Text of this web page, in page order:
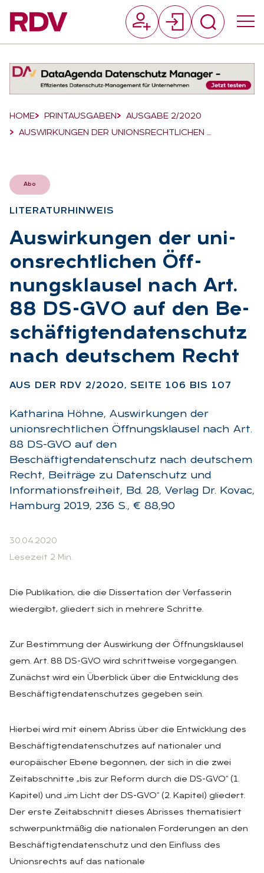
Breadcrumb-Navigation
HOME PRINTAUSGABEN
AUSGABE 2/2020
AUSWIRKUNGEN DER UNIONSRECHTLICHEN …
Abo
LI­TE­RA­TUR­HIN­WEIS
:
Aus­wir­kun­gen der uni­
ons­recht­li­chen Öff­
nungs­klau­sel nach Art.
88 DS-GVO auf den Be­
schäf­tig­ten­da­ten­schutz
nach deut­schem Recht
AUS DER RDV 2/2020, SEI­TE 106 BIS 107
Katharina Höhne, Auswirkungen der
unionsrechtlichen Öffnungsklausel nach Art.
88 DS-GVO auf den
Beschäftigtendatenschutz nach deutschem
Recht, Beiträge zu Datenschutz und
Informationsfreiheit, Bd. 28, Verlag Dr. Kovac,
Hamburg 2019, 236 S., € 88,90
30.04.2020
Lesezeit 2 Min.
Die Publikation, die die Dissertation der Verfasserin
wiedergibt, gliedert sich in mehrere Schritte.
Zur Bestimmung der Auswirkung der Öffnungsklausel
gem. Art. 88 DS-GVO wird schrittweise vorgegangen.
Zunächst wird ein Überblick über die Entwicklung des
Beschäftigtendatenschutzes gegeben sein.
Hierbei wird mit einem Abriss über die Entwicklung des
Beschäftigtendatenschutzes auf nationaler und
europäischer Ebene begonnen, der sich in die zwei
Zeitabschnitte „bis zur Reform durch die DS-GVO“ (1.
Kapitel) und „im Licht der DS-GVO“ (2. Kapitel) gliedert.
Der erste Zeitabschnitt dieses Abrisses thematisiert
schwerpunktmäßig die nationalen Forderungen an den
Beschäftigtendatenschutz und den Einfluss des
Unionsrechts auf das nationale